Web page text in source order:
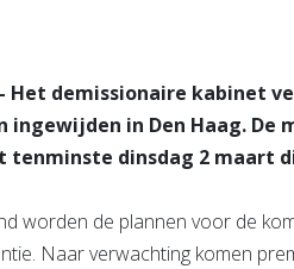
- Het demissionaire kabinet
ingewijden in Den Haag. De
tenminste dinsdag 2 maart
worden de plannen voor de
Naar verwachting komen